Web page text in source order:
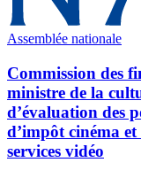
Assemblée nationale
Commission des
ministre de la
d’évaluation des
d’impôt cinéma
services vidéo